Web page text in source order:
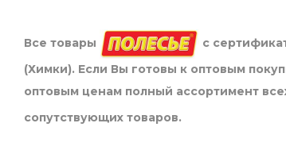
Все товары
с
(Химки). Если Вы готовы к оптовым
оптовым ценам полный ассортимент
сопутствующих товаров.